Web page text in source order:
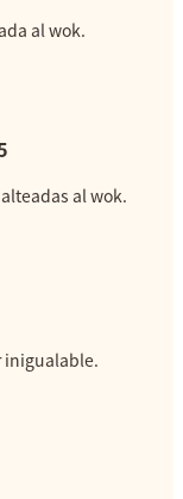
al wok.
al wok.
inigualable.